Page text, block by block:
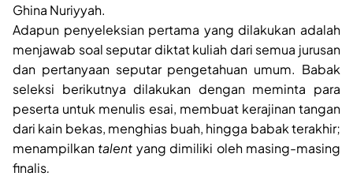
Ghina Nuriyyah.
Adapun penyeleksian pertama yang dilakukan adalah
menjawab soal seputar diktat kuliah dari semua jurusan
dan pertanyaan seputar pengetahuan umum. Babak
seleksi berikutnya dilakukan dengan meminta para
peserta untuk menulis esai, membuat kerajinan tangan
dari kain bekas, menghias buah, hingga babak terakhir;
menampilkan talent yang dimiliki oleh masing-masing
finalis.